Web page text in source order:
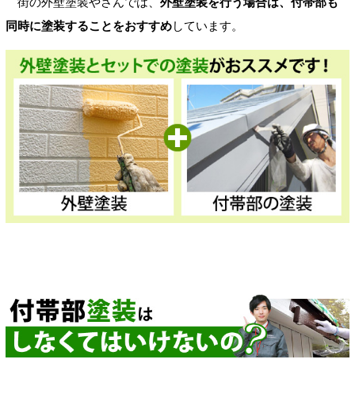
同時に塗装することをおすすめしています。